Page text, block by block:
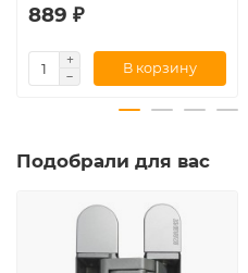
889 ₽
В корзину
Подобрали для вас